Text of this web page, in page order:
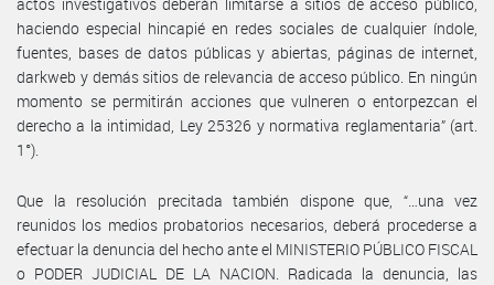
haciendo especial hincapié en redes sociales de cualquier índole,
fuentes, bases de datos públicas y abiertas, páginas de internet,
darkweb y demás sitios de relevancia de acceso público. En ningún
momento se permitirán acciones que vulneren o entorpezcan el
derecho a la intimidad, Ley 25326 y normativa reglamentaria” (art.
1°).
Que la resolución precitada también dispone que, “…una vez
reunidos los medios probatorios necesarios, deberá procederse a
efectuar la denuncia del hecho ante el MINISTERIO PÚBLICO FISCAL
o PODER JUDICIAL DE LA NACION. Radicada la denuncia, las